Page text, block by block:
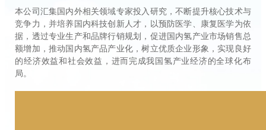
本公司汇集国内外相关领域专家投入研究，不断提升核心技术与
竞争力，并培养国内科技创新人才，以预防医学、康复医学为依
据，透过专业生产和品牌行销规划，促进国内氢产业市场销售总
额增加，推动国内氢产品产业化，树立优质企业形象，实现良好
的经济效益和社会效益，进而完成我国氢产业经济的全球化布
局。